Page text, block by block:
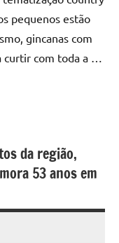
pequenos estão
gincanas com
curtir com toda a …
da região,
53 anos em